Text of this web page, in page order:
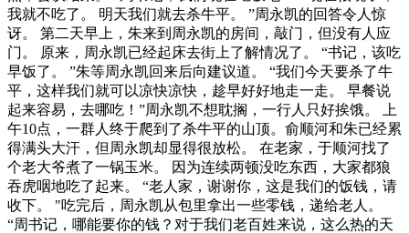
我就不吃了。 明天我们就去杀牛平。 ”周永凯的回答令人惊
讶。 第二天早上，朱来到周永凯的房间，敲门，但没有人应
门。 原来，周永凯已经起床去街上了解情况了。 “书记，该吃
早饭了。 ”朱等周永凯回来后向建议道。 “我们今天要杀了牛
平，这样我们就可以凉快凉快，趁早好好地走一走。 早餐说
起来容易，去哪吃！”周永凯不想耽搁，一行人只好挨饿。 上
午10点，一群人终于爬到了杀牛平的山顶。俞顺河和朱已经累
得满头大汗，但周永凯却显得很放松。 在老家，于顺河找了
个老大爷煮了一锅玉米。 因为连续两顿没吃东西，大家都狼
吞虎咽地吃了起来。 “老人家，谢谢你，这是我们的饭钱，请
收下。 "吃完后，周永凯从包里拿出一些零钱，递给老人。
“周书记，哪能要你的钱？对于我们老百姓来说，这么热的天